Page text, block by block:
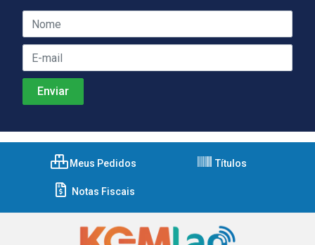
Meus Pedidos Títulos
Notas Fiscais